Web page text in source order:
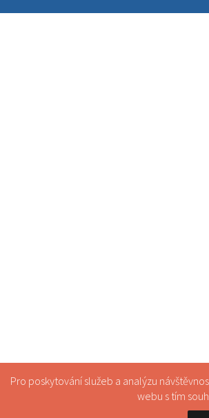
Pro poskytování služeb a analýzu
webu s tím